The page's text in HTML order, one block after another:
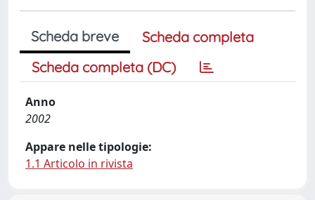
Scheda breve
Scheda completa
Scheda completa (DC)
Anno
2002
Appare nelle tipologie:
1.1 Articolo in rivista